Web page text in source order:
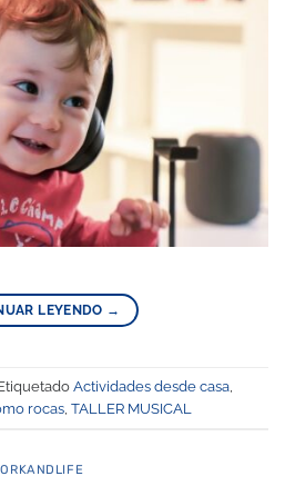
LEYENDO →
Actividades desde casa
rocas TALLER MUSICAL